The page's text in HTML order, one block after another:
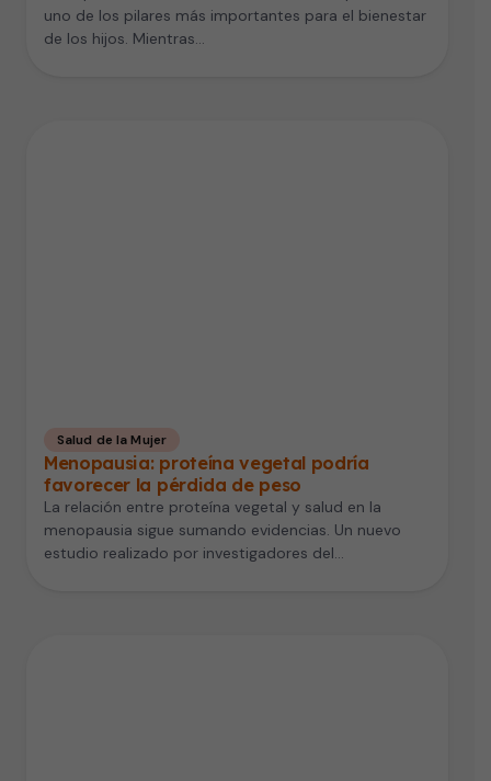
uno de los pilares más importantes para el bienestar
de los hijos. Mientras…
Salud de la Mujer
Menopausia: proteína vegetal podría
favorecer la pérdida de peso
La relación entre proteína vegetal y salud en la
menopausia sigue sumando evidencias. Un nuevo
estudio realizado por investigadores del…